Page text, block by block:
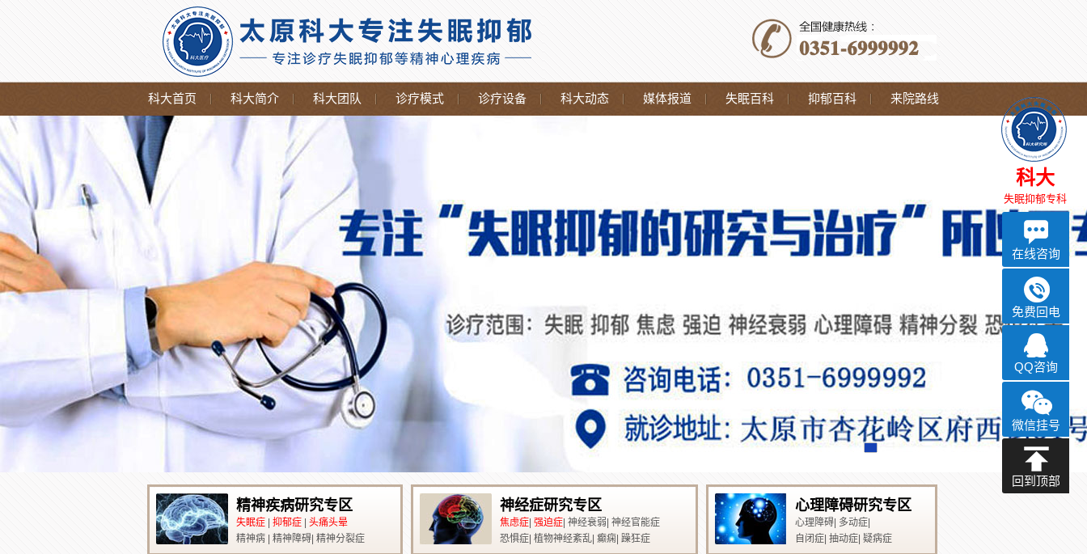
科大首页 科大简介 科大团队 诊疗模式 诊疗设备 科大动态 媒体报道 失眠百科 抑郁百科 来院路线
精神疾病研究专区
失眠症 抑郁症
头痛头晕
精神病
精神障碍 精神分裂症
神经症研究专区
焦虑症 强迫症 神经衰弱 神经官能症
恐惧症 植物神经紊乱 癫痫 躁狂症
心理障碍研究专区
心理障碍 多动症
自闭症 抽动症 疑病症
科大
失眠抑郁专科
在线咨询
免费回电
QQ咨询
微信挂号
回到顶部